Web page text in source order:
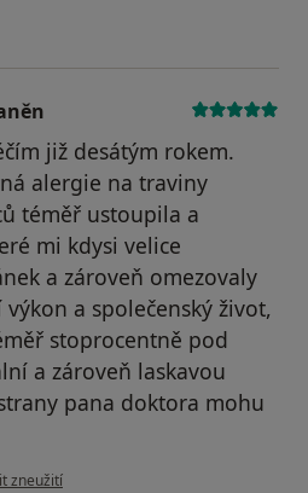
již desátým rokem.
alergie na traviny
téměř ustoupila a
mi kdysi velice
a zároveň omezovaly
a společenský život,
stoprocentně pod
a zároveň laskavou
pana doktora mohu
uživatele Váš účet byl odstraněn
zneužití